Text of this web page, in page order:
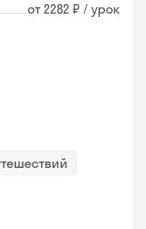
от 2282 ₽ / урок